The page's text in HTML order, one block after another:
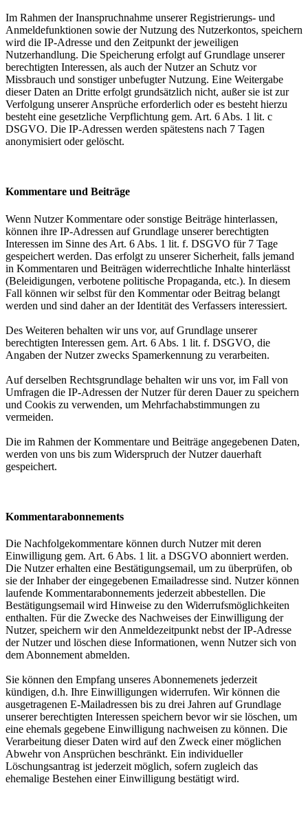
Im Rahmen der Inanspruchnahme unserer Registrierungs- und
Anmeldefunktionen sowie der Nutzung des Nutzerkontos, speichern
wird die IP-Adresse und den Zeitpunkt der jeweiligen
Nutzerhandlung. Die Speicherung erfolgt auf Grundlage unserer
berechtigten Interessen, als auch der Nutzer an Schutz vor
Missbrauch und sonstiger unbefugter Nutzung. Eine Weitergabe
dieser Daten an Dritte erfolgt grundsätzlich nicht, außer sie ist zur
Verfolgung unserer Ansprüche erforderlich oder es besteht hierzu
besteht eine gesetzliche Verpflichtung gem. Art. 6 Abs. 1 lit. c
DSGVO. Die IP-Adressen werden spätestens nach 7 Tagen
anonymisiert oder gelöscht.
Kommentare und Beiträge
Wenn Nutzer Kommentare oder sonstige Beiträge hinterlassen,
können ihre IP-Adressen auf Grundlage unserer berechtigten
Interessen im Sinne des Art. 6 Abs. 1 lit. f. DSGVO für 7 Tage
gespeichert werden. Das erfolgt zu unserer Sicherheit, falls jemand
in Kommentaren und Beiträgen widerrechtliche Inhalte hinterlässt
(Beleidigungen, verbotene politische Propaganda, etc.). In diesem
Fall können wir selbst für den Kommentar oder Beitrag belangt
werden und sind daher an der Identität des Verfassers interessiert.
Des Weiteren behalten wir uns vor, auf Grundlage unserer
berechtigten Interessen gem. Art. 6 Abs. 1 lit. f. DSGVO, die
Angaben der Nutzer zwecks Spamerkennung zu verarbeiten.
Auf derselben Rechtsgrundlage behalten wir uns vor, im Fall von
Umfragen die IP-Adressen der Nutzer für deren Dauer zu speichern
und Cookis zu verwenden, um Mehrfachabstimmungen zu
vermeiden.
Die im Rahmen der Kommentare und Beiträge angegebenen Daten,
werden von uns bis zum Widerspruch der Nutzer dauerhaft
gespeichert.
Kommentarabonnements
Die Nachfolgekommentare können durch Nutzer mit deren
Einwilligung gem. Art. 6 Abs. 1 lit. a DSGVO abonniert werden.
Die Nutzer erhalten eine Bestätigungsemail, um zu überprüfen, ob
sie der Inhaber der eingegebenen Emailadresse sind. Nutzer können
laufende Kommentarabonnements jederzeit abbestellen. Die
Bestätigungsemail wird Hinweise zu den Widerrufsmöglichkeiten
enthalten. Für die Zwecke des Nachweises der Einwilligung der
Nutzer, speichern wir den Anmeldezeitpunkt nebst der IP-Adresse
der Nutzer und löschen diese Informationen, wenn Nutzer sich von
dem Abonnement abmelden.
Sie können den Empfang unseres Abonnemenets jederzeit
kündigen, d.h. Ihre Einwilligungen widerrufen. Wir können die
ausgetragenen E-Mailadressen bis zu drei Jahren auf Grundlage
unserer berechtigten Interessen speichern bevor wir sie löschen, um
eine ehemals gegebene Einwilligung nachweisen zu können. Die
Verarbeitung dieser Daten wird auf den Zweck einer möglichen
Abwehr von Ansprüchen beschränkt. Ein individueller
Löschungsantrag ist jederzeit möglich, sofern zugleich das
ehemalige Bestehen einer Einwilligung bestätigt wird.